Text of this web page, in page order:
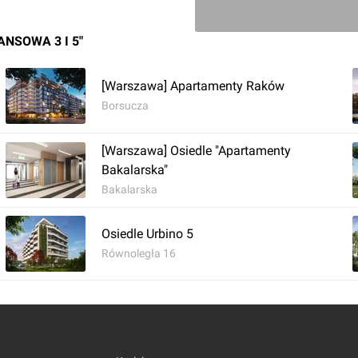
Zaloguj aby
Jan Hawełko
[Warszawa] Rusza
3 I 5"
[Warszawa] Apartamenty Raków
Borsucza
[Warszawa] Osiedle "Apartamenty
Bakalarska"
Bakalarska
Osiedle Urbino 5
Równoległa 16